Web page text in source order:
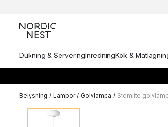
Dukning & ServeringInredningKök &
Belysning / Lampor / Golvlampa / Stemlite